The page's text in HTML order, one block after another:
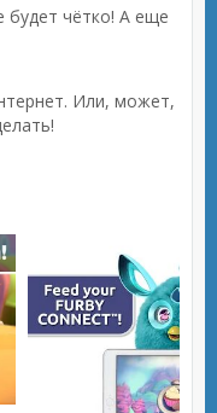
будет чётко! А еще
Или, может,